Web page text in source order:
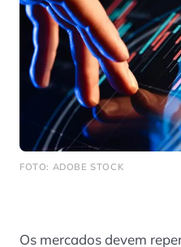
FOTO: ADOBE STOCK
Os mercados devem